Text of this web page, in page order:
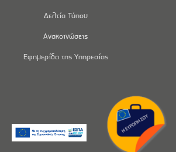
Δελτία Τύπου
Ανακοινώσεις
Εφημερίδα της Υπηρεσίας